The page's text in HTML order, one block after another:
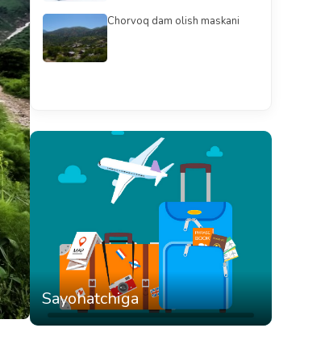
Chorvoq dam olish maskani
Sayohatchiga